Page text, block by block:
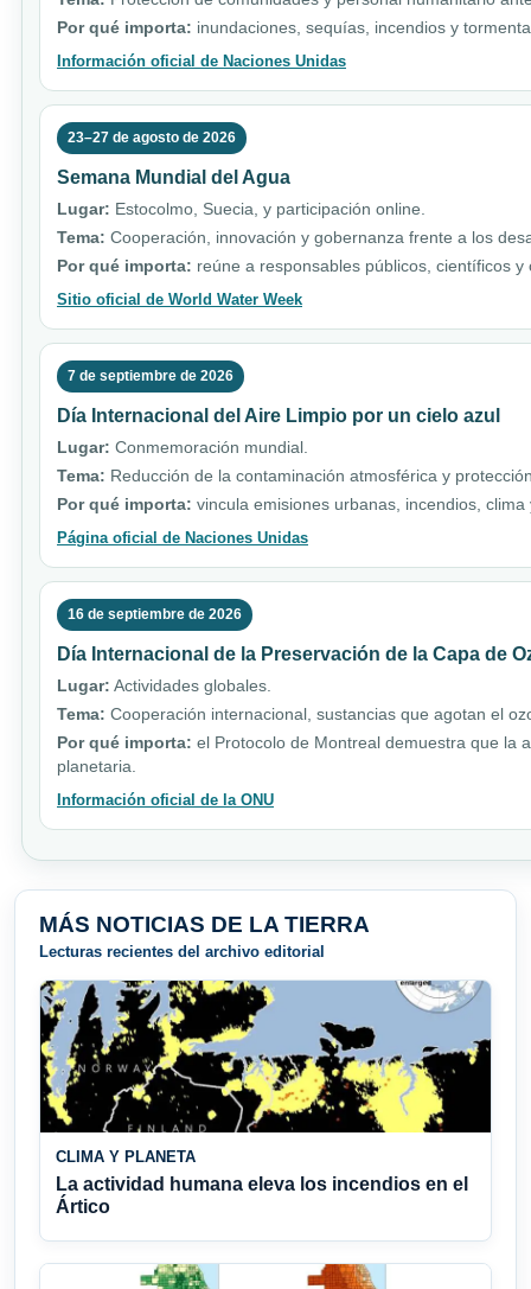
Por qué importa: inundaciones, sequías, incendios y
Información oficial de Naciones Unidas
23–27 de agosto de 2026
Semana Mundial del Agua
Lugar: Estocolmo, Suecia, y participación online.
Tema: Cooperación, innovación y gobernanza frente a los
Por qué importa: reúne a responsables públicos, científicos
Sitio oficial de World Water Week
7 de septiembre de 2026
Día Internacional del Aire Limpio por un cielo azul
Lugar: Conmemoración mundial.
Tema: Reducción de la contaminación atmosférica y
Por qué importa: vincula emisiones urbanas, incendios,
Página oficial de Naciones Unidas
16 de septiembre de 2026
Día Internacional de la Preservación de la Capa de
Lugar: Actividades globales.
Tema: Cooperación internacional, sustancias que agotan el
Por qué importa: el Protocolo de Montreal demuestra que la
planetaria.
Información oficial de la ONU
MÁS NOTICIAS DE LA TIERRA
Lecturas recientes del archivo editorial
CLIMA Y PLANETA
La actividad humana eleva los incendios en el
Ártico